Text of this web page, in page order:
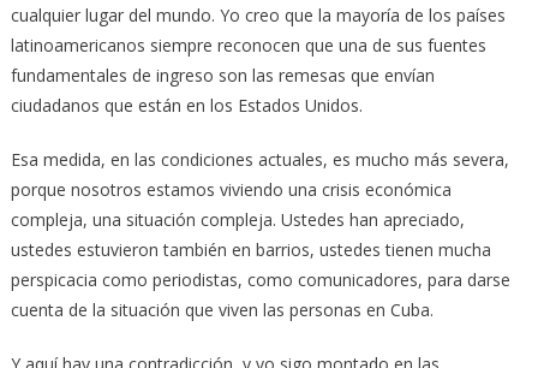
cualquier lugar del mundo. Yo creo que la mayoría de los países
latinoamericanos siempre reconocen que una de sus fuentes
fundamentales de ingreso son las remesas que envían
ciudadanos que están en los Estados Unidos.
Esa medida, en las condiciones actuales, es mucho más severa,
porque nosotros estamos viviendo una crisis económica
compleja, una situación compleja. Ustedes han apreciado,
ustedes estuvieron también en barrios, ustedes tienen mucha
perspicacia como periodistas, como comunicadores, para darse
cuenta de la situación que viven las personas en Cuba.